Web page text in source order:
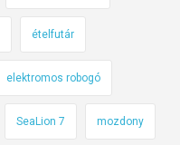
ételfutár
elektromos robogó
SeaLion 7 mozdony